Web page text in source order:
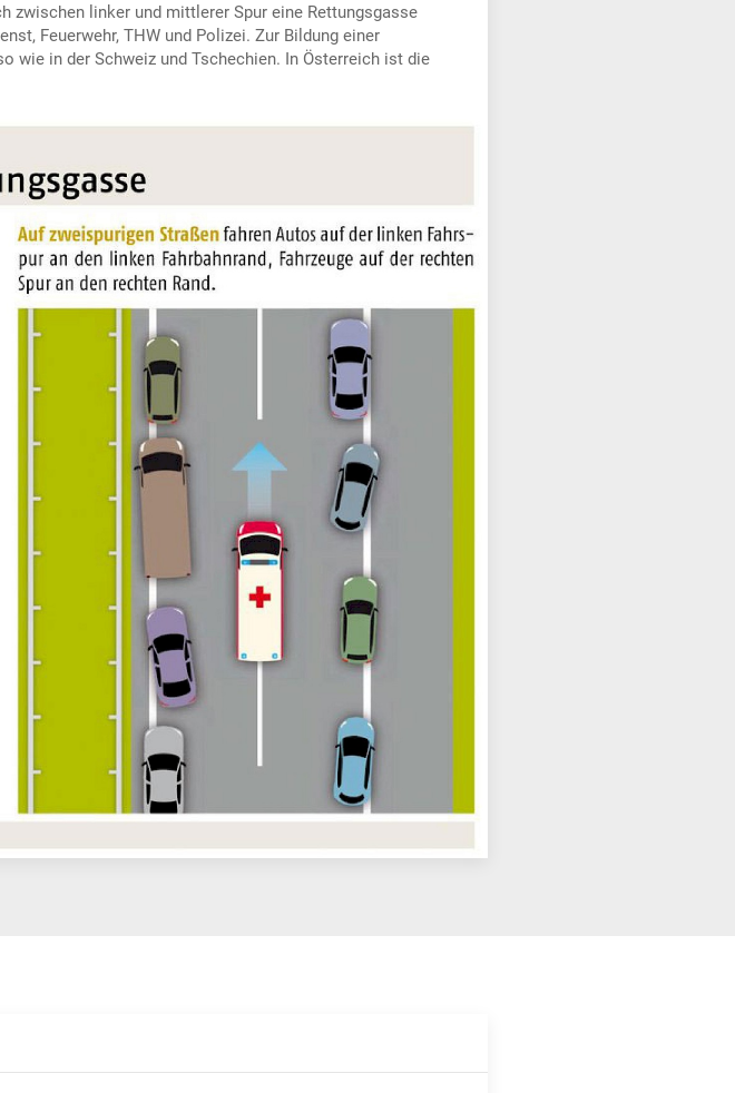
zwischen linker und mittlerer Spur eine Rettungsgasse
Feuerwehr, THW und Polizei. Zur Bildung einer
wie in der Schweiz und Tschechien. In Österreich ist die